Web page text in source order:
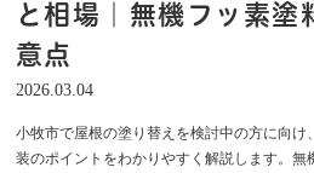
と相場｜無機フッ素塗
意点
2026.03.04
小牧市で屋根の塗り替えを検討中の方に向け
装のポイントをわかりやすく解説します。無